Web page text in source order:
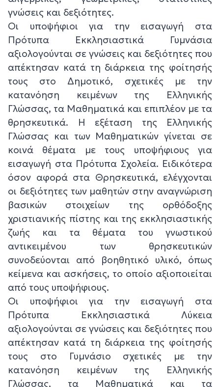
γνώσεις και δεξιότητες.
Οι υποψήφιοι για την εισαγωγή στα
Πρότυπα Εκκλησιαστικά Γυμνάσια
αξιολογούνται σε γνώσεις και δεξιότητες που
απέκτησαν κατά τη διάρκεια της φοίτησής
τους στο Δημοτικό, σχετικές με την
κατανόηση κειμένων της Ελληνικής
Γλώσσας, τα Μαθηματικά και επιπλέον με τα
θρησκευτικά. Η εξέταση της Ελληνικής
Γλώσσας και των Μαθηματικών γίνεται σε
κοινά θέματα με τους υποψήφιους για
εισαγωγή στα Πρότυπα Σχολεία. Ειδικότερα
όσον αφορά στα Θρησκευτικά, ελέγχονται
οι δεξιότητες των μαθητών στην αναγνώριση
βασικών στοιχείων της ορθόδοξης
χριστιανικής πίστης και της εκκλησιαστικής
ζωής και τα θέματα του γνωστικού
αντικειμένου των θρησκευτικών
συνοδεύονται από βοηθητικό υλικό, όπως
κείμενα και ασκήσεις, το οποίο αξιοποιείται
από τους υποψήφιους.
Οι υποψήφιοι για την εισαγωγή στα
Πρότυπα Εκκλησιαστικά Λύκεια
αξιολογούνται σε γνώσεις και δεξιότητες που
απέκτησαν κατά τη διάρκεια της φοίτησής
τους στο Γυμνάσιο σχετικές με την
κατανόηση κειμένων της Ελληνικής
Γλώσσας, τα Μαθηματικά και τα